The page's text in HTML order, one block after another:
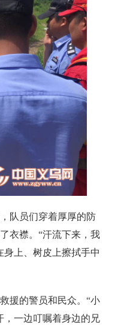
队员们穿着厚厚的防
衣襟。“汗流下来，我
上、树皮上擦拭手中
援的警员和民众。“小
，一边叮嘱着身边的兄